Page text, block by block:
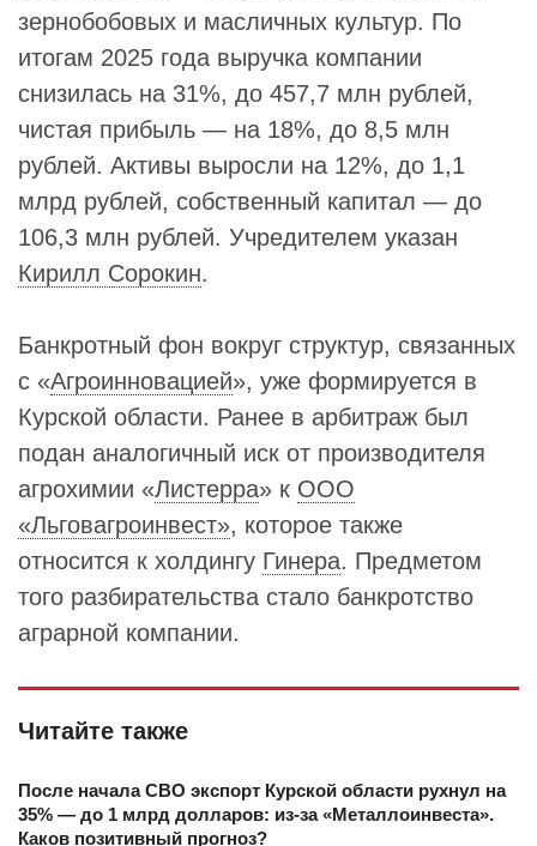
зернобобовых и масличных культур. По
итогам 2025 года выручка компании
снизилась на 31%, до 457,7 млн рублей,
чистая прибыль — на 18%, до 8,5 млн
рублей. Активы выросли на 12%, до 1,1
млрд рублей, собственный капитал — до
106,3 млн рублей. Учредителем указан
Кирилл Сорокин.
Банкротный фон вокруг структур, связанных
с «Агроинновацией», уже формируется в
Курской области. Ранее в арбитраж был
подан аналогичный иск от производителя
агрохимии «Листерра» к ООО
«Льговагроинвест», которое также
относится к холдингу Гинера. Предметом
того разбирательства стало банкротство
аграрной компании.
Читайте также
После начала СВО экспорт Курской области рухнул на
35% — до 1 млрд долларов: из-за «Металлоинвеста».
Каков позитивный прогноз?